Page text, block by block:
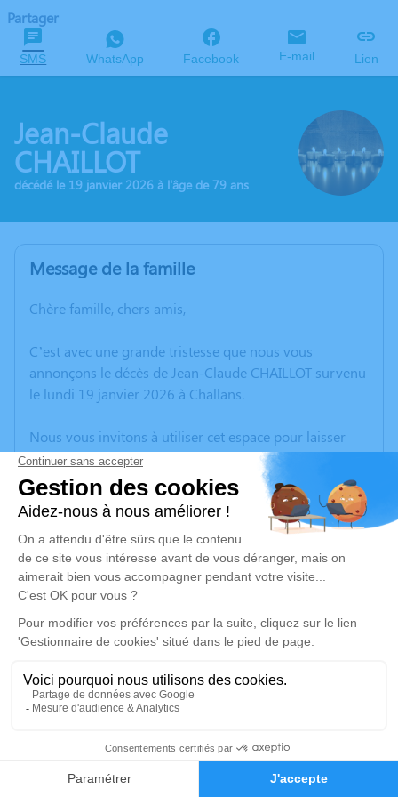
Faire-part Hommages
Partager
SMS WhatsApp Facebook E-mail Lien
Jean-Claude
CHAILLOT
décédé le 19 janvier 2026 à l'âge de 79 ans
Message de la famille
Chère famille, chers amis,
C’est avec une grande tristesse que nous vous
annonçons le décès de Jean-Claude CHAILLOT survenu
le lundi 19 janvier 2026 à Challans.
Nous vous invitons à utiliser cet espace pour laisser
vos condoléances, partager des photos souvenirs, une
anecdote ou exprimer vos pensées à travers des
poèmes ou des textes. Cet endroit est un lieu
d'expression dédié à honorer la mémoire de Jean-
Claude CHAILLOT.
Un service de plantation d’arbre hommage est
disponible ici.
Je rends hommage
Cérémonie civile
Je rends hommage